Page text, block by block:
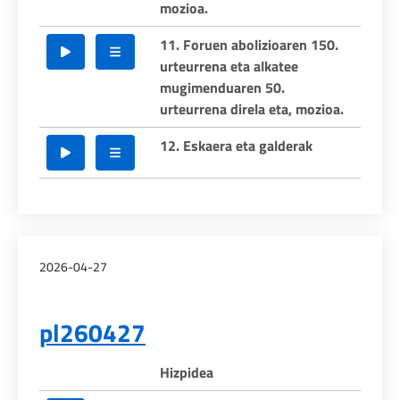
mozioa.
11. Foruen abolizioaren 150.
urteurrena eta alkatee
mugimenduaren 50.
urteurrena direla eta, mozioa.
12. Eskaera eta galderak
2026-04-27
pl260427
Hizpidea